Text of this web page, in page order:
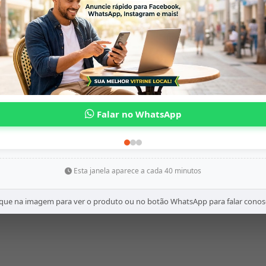
Esta janela aparece a cada 40 minutos
na imagem para ver o produto ou no botão WhatsApp para falar